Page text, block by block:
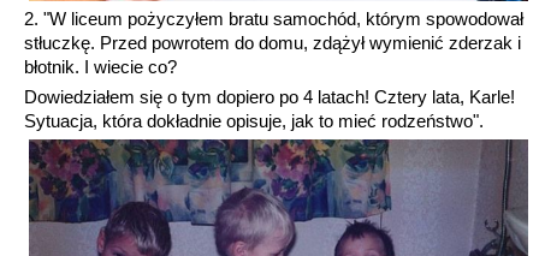
2. "W liceum pożyczyłem bratu samochód, którym spowodował
stłuczkę. Przed powrotem do domu, zdążył wymienić zderzak i
błotnik. I wiecie co?
Dowiedziałem się o tym dopiero po 4 latach! Cztery lata, Karle!
Sytuacja, która dokładnie opisuje, jak to mieć rodzeństwo".